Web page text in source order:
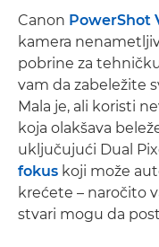
Canon PowerShot
kamera
pobrine za
vam da zabeležite
Mala je, ali koristi
koja olakšava
uključujući Dual
fokus koji može
krećete – naročito
stvari mogu da